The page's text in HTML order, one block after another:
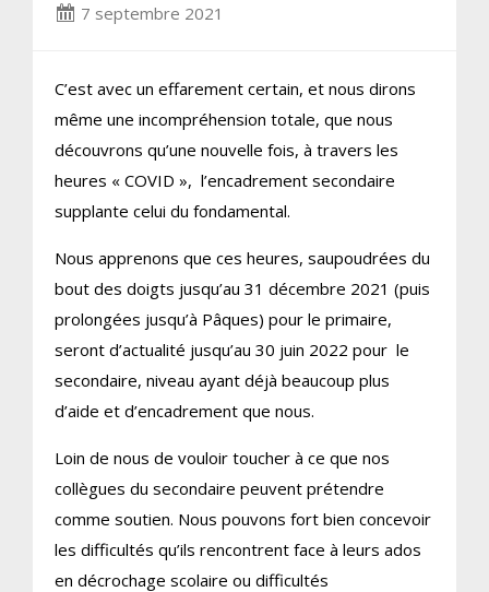
7 septembre 2021
C’est avec un effarement certain, et nous dirons
même une incompréhension totale, que nous
découvrons qu’une nouvelle fois, à travers les
heures « COVID », l’encadrement secondaire
supplante celui du fondamental.
Nous apprenons que ces heures, saupoudrées du
bout des doigts jusqu’au 31 décembre 2021 (puis
prolongées jusqu’à Pâques) pour le primaire,
seront d’actualité jusqu’au 30 juin 2022 pour le
secondaire, niveau ayant déjà beaucoup plus
d’aide et d’encadrement que nous.
Loin de nous de vouloir toucher à ce que nos
collègues du secondaire peuvent prétendre
comme soutien. Nous pouvons fort bien concevoir
les difficultés qu’ils rencontrent face à leurs ados
en décrochage scolaire ou difficultés